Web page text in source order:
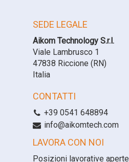
SEDE LEGALE
Aikom Technology S.r.l.
Viale Lambrusco 1
47838 Riccione (RN)
Italia
CONTATTI
+39 0541 648894
info@aikomtech.com
LAVORA CON NOI
Posizioni lavorative aperte